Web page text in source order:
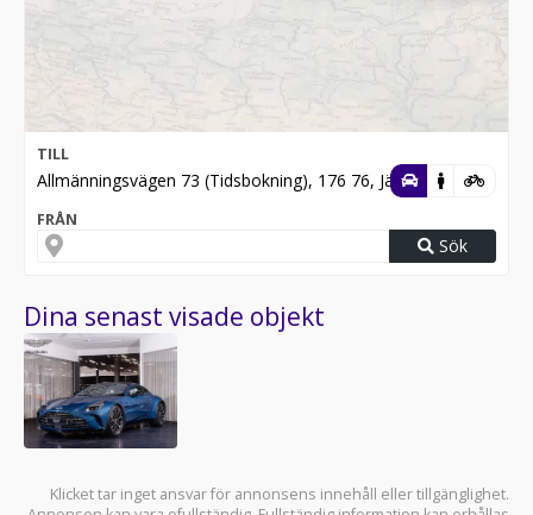
TILL
Allmänningsvägen 73 (Tidsbokning), 176 76, Järfälla
FRÅN
Sök
Dina senast visade objekt
Klicket tar inget ansvar för annonsens innehåll eller tillgänglighet.